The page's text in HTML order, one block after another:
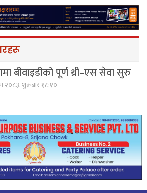
बीवाइडीको पूर्ण थ्री–एस सेवा सुरु
२०८३, शुक्रबार १८:१०